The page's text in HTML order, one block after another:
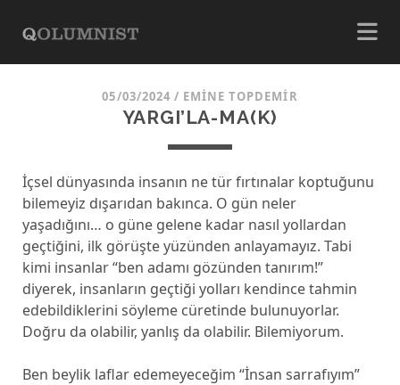
05/03/2024 / EMINE TOPDEMIR
YARGI’LA-MA(K)
İçsel dünyasında insanın ne tür fırtınalar koptuğunu
bilemeyiz dışarıdan bakınca. O gün neler
yaşadığını… o güne gelene kadar nasıl yollardan
geçtiğini, ilk görüşte yüzünden anlayamayız. Tabi
kimi insanlar “ben adamı gözünden tanırım!”
diyerek, insanların geçtiği yolları kendince tahmin
edebildiklerini söyleme cüretinde bulunuyorlar.
Doğru da olabilir, yanlış da olabilir. Bilemiyorum.
Ben beylik laflar edemeyeceğim “İnsan sarrafıyım”